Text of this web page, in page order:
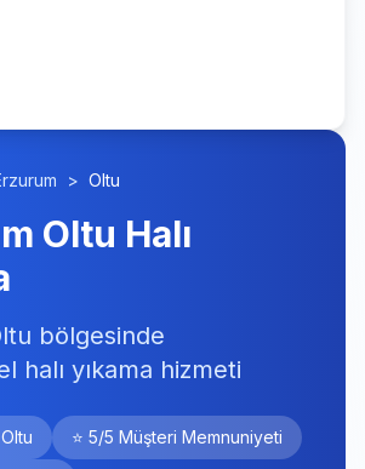
> Oltu
Oltu Halı
bölgesinde
halı yıkama hizmeti
⭐ 5/5 Müşteri Memnuniyeti